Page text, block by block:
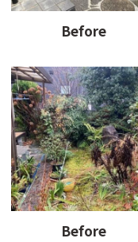
Before
Before